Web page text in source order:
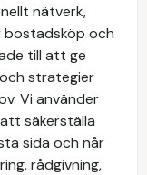
nätverk,
och
till att ge
strategier
Vi använder
säkerställa
sida och når
rådgivning,